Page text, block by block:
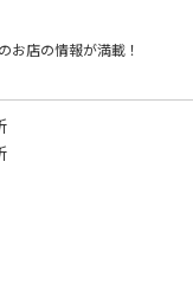
お店の情報が満載！